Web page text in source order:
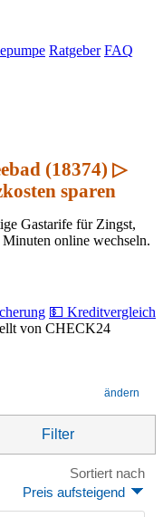
Ratgeber FAQ
(18374) ▷
sparen
Gastarife für Zingst,
online wechseln.
💵 Kreditvergleich
von CHECK24